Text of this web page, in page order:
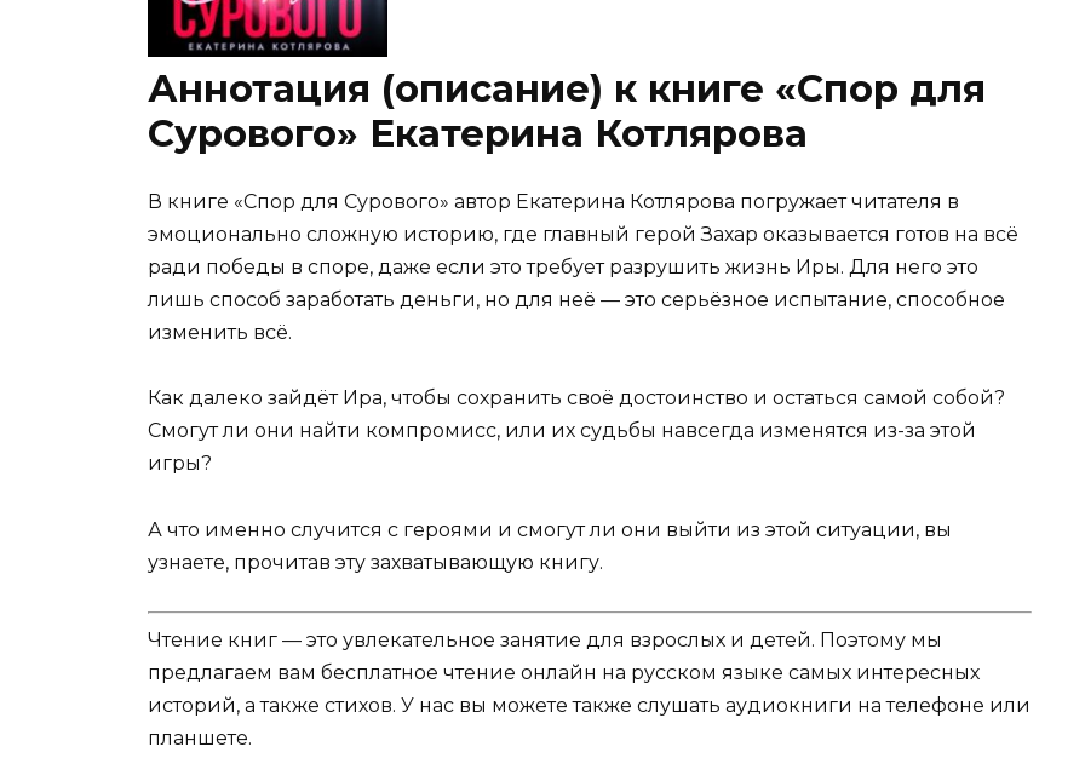
Аннотация (описание) к книге «Спор для
Сурового» Екатерина Котлярова
В книге «Спор для Сурового» автор Екатерина Котлярова погружает читателя в
эмоционально сложную историю, где главный герой Захар оказывается готов на всё
ради победы в споре, даже если это требует разрушить жизнь Иры. Для него это
лишь способ заработать деньги, но для неё — это серьёзное испытание, способное
изменить всё.
Как далеко зайдёт Ира, чтобы сохранить своё достоинство и остаться самой собой?
Смогут ли они найти компромисс, или их судьбы навсегда изменятся из-за этой
игры?
А что именно случится с героями и смогут ли они выйти из этой ситуации, вы
узнаете, прочитав эту захватывающую книгу.
Чтение книг — это увлекательное занятие для взрослых и детей. Поэтому мы
предлагаем вам бесплатное чтение онлайн на русском языке самых интересных
историй, а также стихов. У нас вы можете также слушать аудиокниги на телефоне или
планшете.